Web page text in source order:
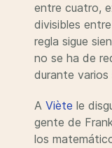
entre cuatro,
divisibles
regla sigue
no se ha de
durante varios
A Viète le
gente de
los